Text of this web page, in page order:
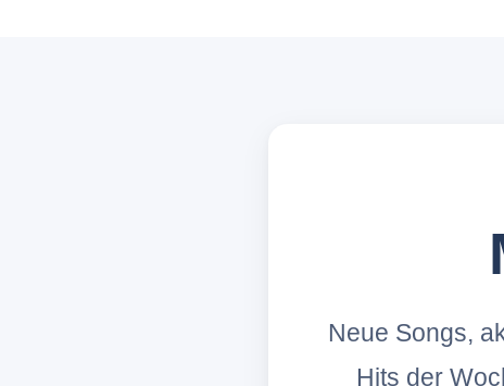
Neue Songs,
Hits der